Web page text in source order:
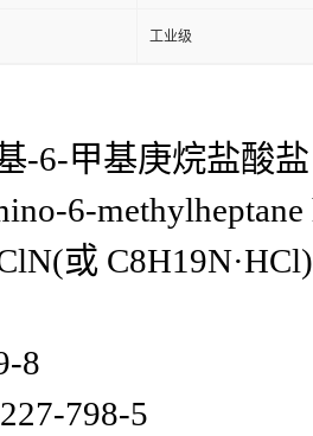
工业级
-6-甲基庚烷盐酸盐
6-
或 C8H19N·HCl)
8
798-5